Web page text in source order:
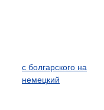
с болгарского на
немецкий